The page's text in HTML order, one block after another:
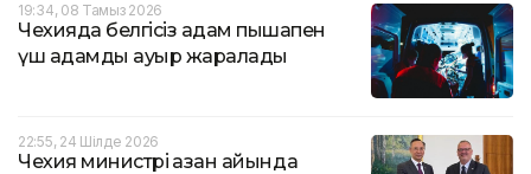
19:34, 08 Тамыз 2026
Чехияда белгісіз адам пышақпен
үш адамды ауыр жаралады
22:55, 24 Шілде 2026
Чехия министрі қазан айында